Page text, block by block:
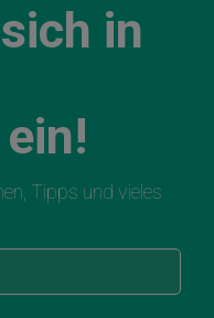
in
Tipps und vieles